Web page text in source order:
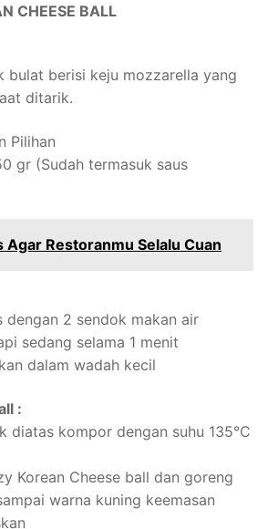
CHEESE BALL
bulat berisi keju mozzarella yang
ditarik.
Pilihan
gr (Sudah termasuk saus
Agar Restoranmu Selalu Cuan
dengan 2 sendok makan air
sedang selama 1 menit
dalam wadah kecil
:
diatas kompor dengan suhu 135°C
Korean Cheese ball dan goreng
warna kuning keemasan